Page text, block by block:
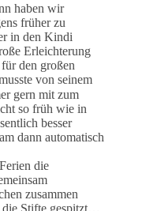
haben wir
früher zu
in den Kindi
Erleichterung
den großen
von seinem
gern mit zum
so früh wie in
besser
dann automatisch
die
zusammen
die Stifte gespitzt…